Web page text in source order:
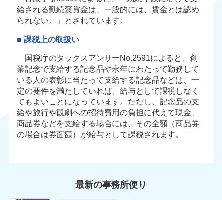
給される勤続褒賞金は、一般的には、賃金とは認め
られない。」とされています。
■ 課税上の取扱い
国税庁のタックスアンサーNo.2591によると、創
業記念で支給する記念品や永年にわたって勤務して
いる人の表彰に当たって支給する記念品などは、一
定の要件を満たしていれば、給与として課税しなく
てもよいことになっています。ただし、記念品の支
給や旅行や観劇への招待費用の負担に代えて現金、
商品券などを支給する場合には、その全額（商品券
の場合は券面額）が給与として課税されます。
最新の事務所便り